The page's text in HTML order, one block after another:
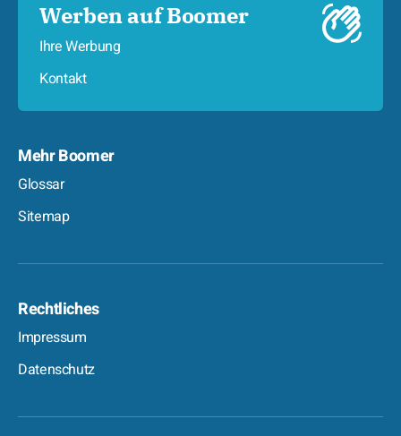
Werben auf Boomer
Ihre Werbung
Kontakt
Mehr Boomer
Glossar
Sitemap
Rechtliches
Impressum
Datenschutz